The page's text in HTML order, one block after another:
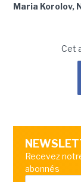
Maria Korolov,
Cet
Recevez
abonnés